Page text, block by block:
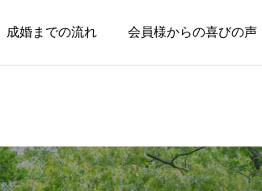
成婚までの流れ 会員様からの喜びの声
お知らせ お